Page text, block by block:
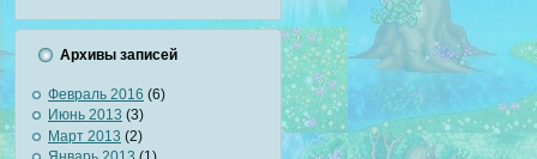
Архивы записей
Февраль 2016 (6)
Июнь 2013 (3)
Март 2013 (2)